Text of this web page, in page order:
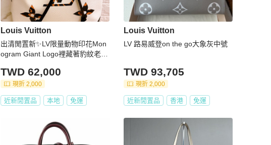
Louis Vuitton
出清閒置新✨LV限量動物印花Mon
ogram Giant Logo裡藏著豹紋老花
TWD 62,000
現折 2,000
近新閒置品 本地 免運
Louis Vuitton
LV 路易威登on the go大象灰中號
TWD 93,705
現折 2,000
近新閒置品 香港 免運